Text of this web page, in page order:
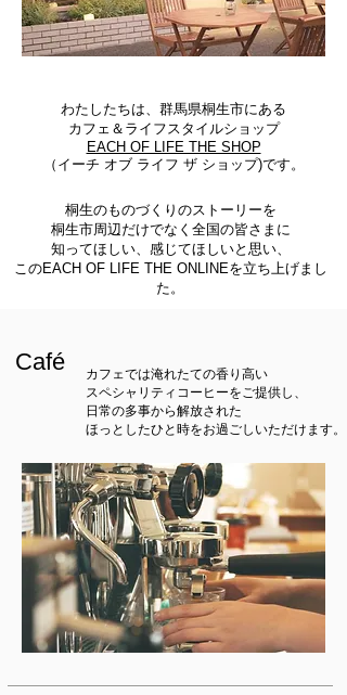
わたしたちは、群馬県桐生市にある
カフェ＆ ライフスタイルショップ
EACH OF LIFE THE SHOP
（イーチ オブ ライフ ザ ショップ)です。
桐生のものづくりのストーリーを
桐生市周辺だけでなく全国の皆さまに
知ってほしい、感じてほしいと思い、
このEACH OF LIFE THE ONLINEを立ち上げまし
た。
​Café カフェでは淹れたての香り高い
スペシャリティコーヒーを ご提供し、
日常の多事から解放された
ほっとしたひと時をお過ごしいただけます。